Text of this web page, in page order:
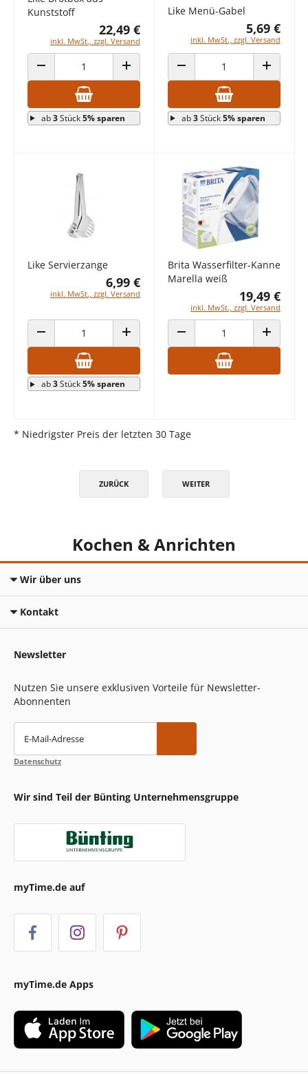
Kunststoff
22,49 €
inkl. MwSt., zzgl. Versand
ANZAHL VERRINGERN ANZAHL ERHÖHEN
ab3Stück5% sparen
Like Menü-Gabel
5,69 €
inkl. MwSt., zzgl. Versand
ANZAHL VERRINGERN ANZAHL
ab3Stück5% sparen
Like Servierzange
6,99 €
inkl. MwSt., zzgl. Versand
ANZAHL VERRINGERN ANZAHL ERHÖHEN
ab3Stück5% sparen
Brita Wasserfilter-Kanne
Marella weiß
19,49 €
inkl. MwSt., zzgl. Versand
ANZAHL VERRINGERN ANZAHL
* Niedrigster Preis der letzten 30 Tage
ZURÜCK WEITER
Kochen & Anrichten
Wir über uns
Kontakt
Newsletter
Nutzen Sie unsere exklusiven Vorteile für Newsletter-
Abonnenten
E-Mail-Adresse
Datenschutz
Wir sind Teil der Bünting Unternehmensgruppe
myTime.de auf
myTime.de Apps